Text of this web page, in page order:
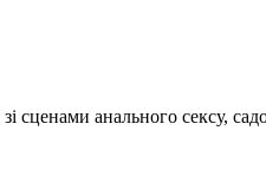
сценами анального сексу,